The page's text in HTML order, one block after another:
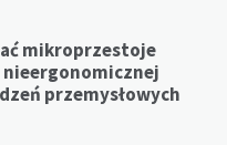
mikroprzestoje
przemysłowych